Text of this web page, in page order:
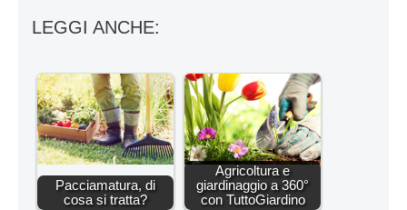
LEGGI ANCHE:
Pacciamatura, di
cosa si tratta?
Agricoltura e
giardinaggio a 360°
con TuttoGiardino